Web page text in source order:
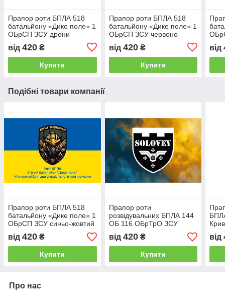
Прапор роти БПЛА 518
батальйону «Дике поле» 1
ОБрСП ЗСУ дрони
від 420 ₴
Купити
Прапор роти БПЛА 518
батальйону «Дике поле» 1
ОБрСП ЗСУ червоно-
від 420₴
Купити
від
Подібні товари компанії
Прапор роти БПЛА 518
батальйону «Дике поле» 1
ОБрСП ЗСУ синьо-жовтий
від 420 ₴
Купити
Прапор роти
розвідувальних БПЛА 144
ОБ 116 ОБрТрО ЗСУ
синьо-жовтий світанок
від 420₴
Купити
від
Про нас